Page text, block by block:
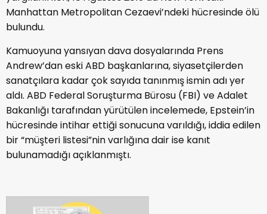
Manhattan Metropolitan Cezaevi’ndeki hücresinde ölü
bulundu.
Kamuoyuna yansıyan dava dosyalarında Prens
Andrew’dan eski ABD başkanlarına, siyasetçilerden
sanatçılara kadar çok sayıda tanınmış ismin adı yer
aldı. ABD Federal Soruşturma Bürosu (FBI) ve Adalet
Bakanlığı tarafından yürütülen incelemede, Epstein’in
hücresinde intihar ettiği sonucuna varıldığı, iddia edilen
bir “müşteri listesi”nin varlığına dair ise kanıt
bulunamadığı açıklanmıştı.